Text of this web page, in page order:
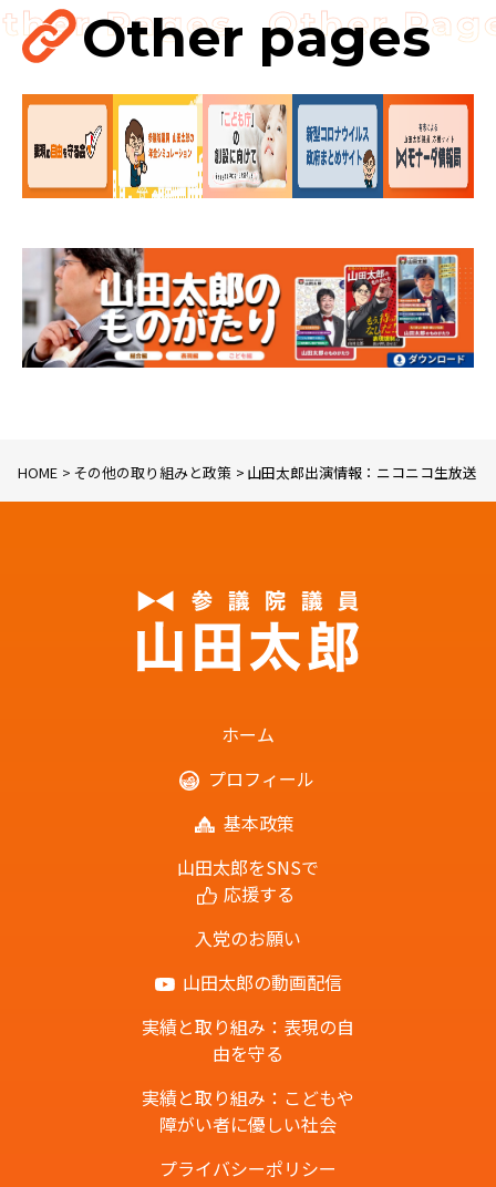
講演会
Other pages
HOME その他の取り組みと政策 山田太郎出演情報：ニコニコ生放送
ホーム
プロフィール
基本政策
山田太郎をSNSで
応援する
入党のお願い
山田太郎の動画配信
実績と取り組み：表現の自
由を守る
実績と取り組み：こどもや
障がい者に優しい社会
プライバシーポリシー